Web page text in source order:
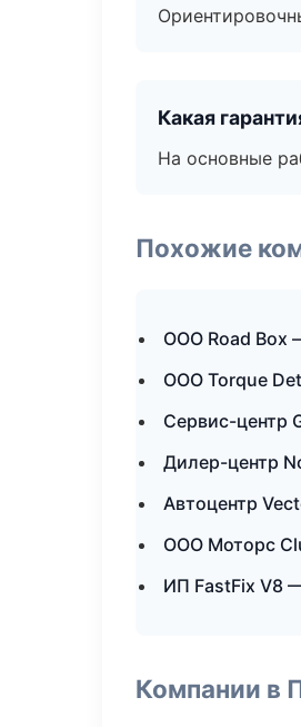
Какая
На основные
Похожие
ООО Road Box
ООО Torque
Сервис-центр
Дилер-центр
Автоцентр
ООО Моторс
ИП FastFix V8
Компании в